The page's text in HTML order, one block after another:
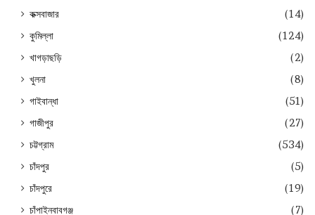
কক্সবাজার
(14)
কুমিল্লা
(124)
খাগড়াছড়ি
(2)
খুলনা
(8)
গাইবান্ধা
(51)
গাজীপুর
(27)
চট্টগ্রাম
(534)
চাঁদপুর
(5)
চাঁদপুরে
(19)
চাঁপাইনবাবগঞ্জ
(7)